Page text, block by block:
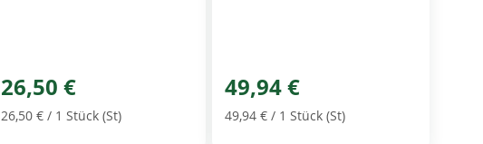
26,50 €
26,50 € / 1 Stück (St)
49,94 €
49,94 €/ 1 Stück (St)